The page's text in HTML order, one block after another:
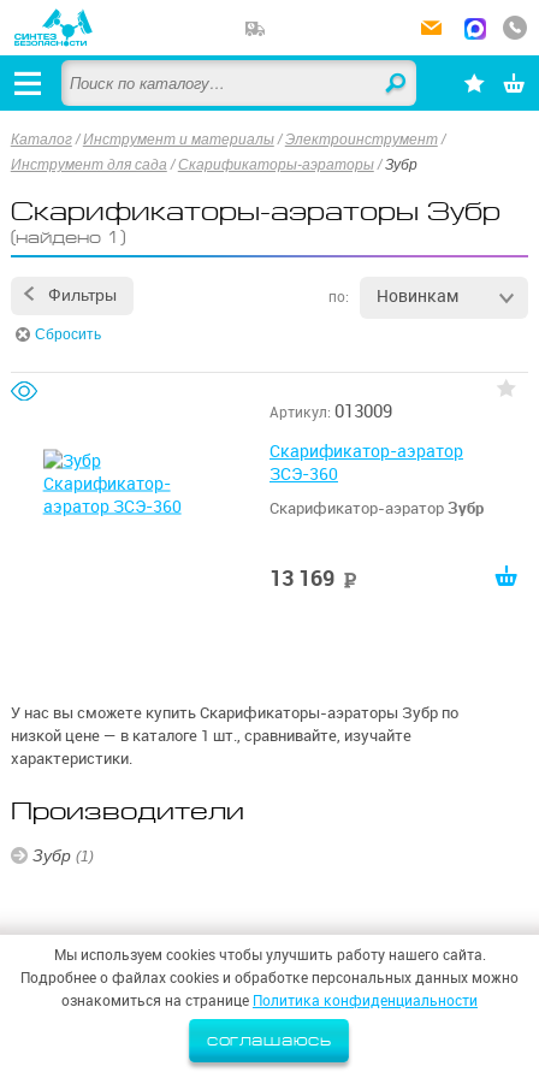
Каталог /Инструмент и материалы /Электроинструмент /
Инструмент для сада /Скарификаторы-аэраторы/Зубр
Скарификаторы-аэраторы Зубр
(найдено 1)
Фильтры по: Новинкам
Сбросить
Артикул: 013009
Скарификатор-аэратор
ЗСЭ-360
Скарификатор-аэраторЗубр
13 169
У нас вы сможете купить Скарификаторы-аэраторы Зубр по
низкой цене — в каталоге 1 шт., сравнивайте, изучайте
характеристики.
Производители
Зубр (1)
© 2026,ООО «СИНТЕЗ БЕЗОПАСНОСТИ»
Политика конфиденциальности
Мы используем cookies чтобы улучшить работу нашего сайта.
Подробнее о файлах cookies и обработке персональных данных можно
ознакомиться на странице Политика конфиденциальности
соглашаюсь